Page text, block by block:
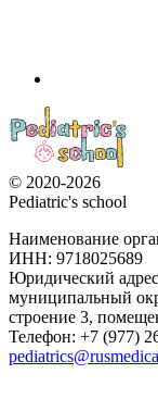
© 2020-2026
Pediatric's school
Наименование
ИНН: 9718025689
Юридический
муниципальный
строение 3,
Телефон: +7 (977)